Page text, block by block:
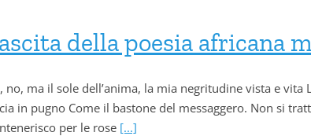
della poesia africana
ma il sole dell’anima, la mia negritudine vista e vita
in pugno Come il bastone del messaggero. Non si
per le rose [...]